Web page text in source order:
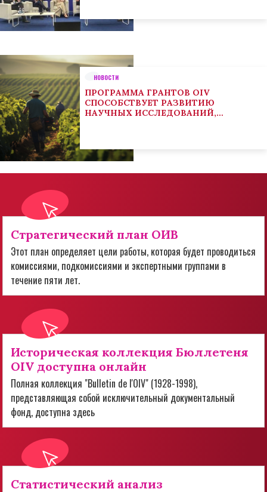
НОВОСТИ
ПРОГРАММА ГРАНТОВ OIV
СПОСОБСТВУЕТ РАЗВИТИЮ
НАУЧНЫХ ИССЛЕДОВАНИЙ,
Стратегический план ОИВ
Этот план определяет цели работы, которая будет проводиться
комиссиями, подкомиссиями и экспертными группами в
течение пяти лет.
Историческая коллекция Бюллетеня
OIV доступна онлайн
Полная коллекция "Bulletin de l'OIV" (1928-1998),
представляющая собой исключительный документальный
фонд, доступна здесь
Статистический анализ